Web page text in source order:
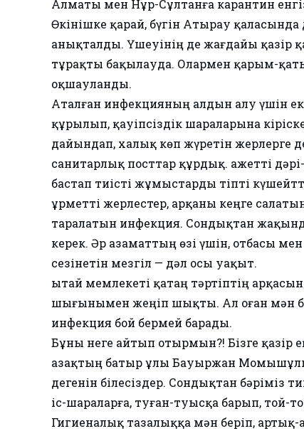
Алматы мен Нұр-Сұлтанға карантин
Өкінішке қарай, бүгін Атырау
анықталды. Үшеуінің де жағдайы қазір
тұрақты бақылауда. Олармен қарым-
оқшауланды.
Аталған инфекцияның алдын алу үшін
құрылып, қауіпсіздік шараларына
дайындап, халық көп жүретін жерлерге
санитарлық посттар құрдық. Қажетті
бастап тиісті жұмыстарды тіпті
​Құрметті жерлестер, арқаны кеңге
таралатын инфекция. Сондықтан
керек. Әр азаматтың өзі үшін, отбасы
сезінетін мезгіл — дәл осы уақыт.
Қытай мемлекеті қатаң тәртіптің
шығынымен жеңіп шықты. Ал оған мән
инфекция бой бермей барады.
Бұны неге айтып отырмын?! Бізге қазір
Қазақтың батыр ұлы Бауыржан
дегенін білесіздер. Сондықтан бәріміз
іс-шараларға, туған-туысқа барып,
Гигиеналық тазалыққа мән беріп, артық-